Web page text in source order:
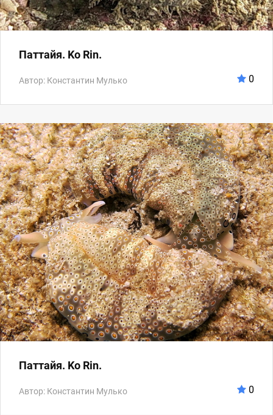
Паттайя. Ko Rin.
Автор: Константин Мулько 0
Паттайя. Ko Rin.
Автор: Константин Мулько 0